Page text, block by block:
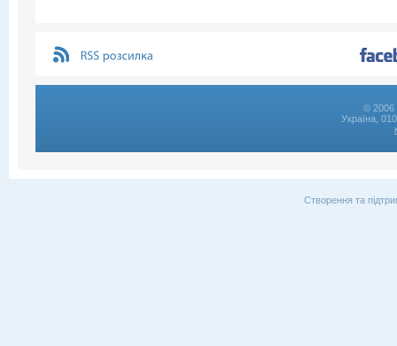
© 2006
Україна,
Створення та